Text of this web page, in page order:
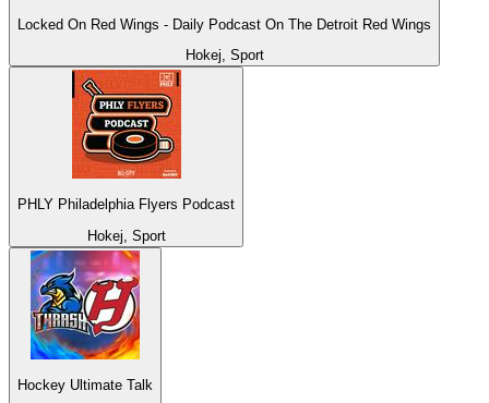
Locked On Red Wings - Daily Podcast On The Detroit Red Wings
Hokej, Sport
PHLY Philadelphia Flyers Podcast
Hokej, Sport
Hockey Ultimate Talk